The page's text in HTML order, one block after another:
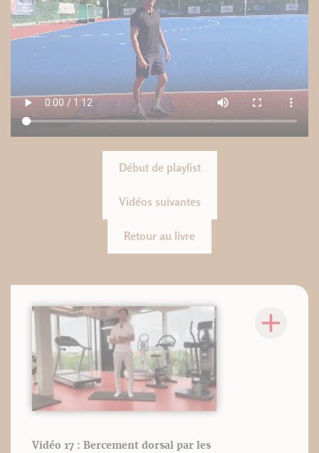
Début de playlist
Vidéos suivantes
Retour au livre
Vidéo 17 : Bercement dorsal par les